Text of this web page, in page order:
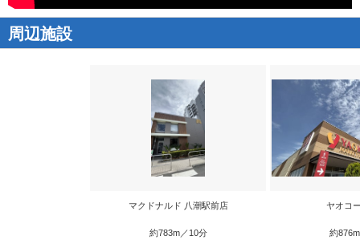
周辺施設
マクドナルド 八潮駅前店
約783m／10分
ヤオコ
約